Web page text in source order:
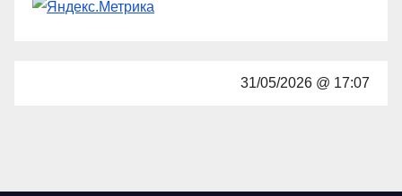
31/05/2026 @ 17:07